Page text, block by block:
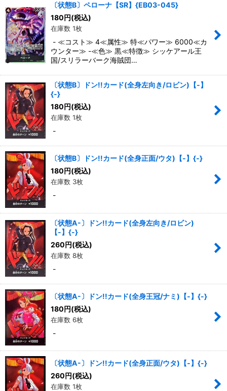
〔状態B〕ペローナ【SR】{EB03-045}
180円(税込)
在庫数 1枚
- ≪コスト≫ 4≪属性≫ 特≪パワー≫ 6000≪カ
ウンター≫ -≪色≫ 黒≪特徴≫ シッケアール王
国/スリラーバーク海賊団…
〔状態B〕ドン!!カード(全身左向き/ロビン)【-】
{-}
180円(税込)
在庫数 1枚
-
〔状態B〕ドン!!カード(全身正面/ウタ)【-】{-}
180円(税込)
在庫数 3枚
-
〔状態A-〕ドン!!カード(全身左向き/ロビン)
【-】{-}
260円(税込)
在庫数 8枚
-
〔状態A-〕ドン!!カード(全身王冠/ナミ)【-】{-}
180円(税込)
在庫数 6枚
-
〔状態A-〕ドン!!カード(全身正面/ウタ)【-】{-}
260円(税込)
在庫数 1枚